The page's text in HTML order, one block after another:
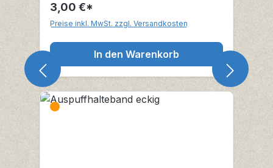
3,00 €*
Preise inkl. MwSt. zzgl. Versandkosten
In den Warenkorb